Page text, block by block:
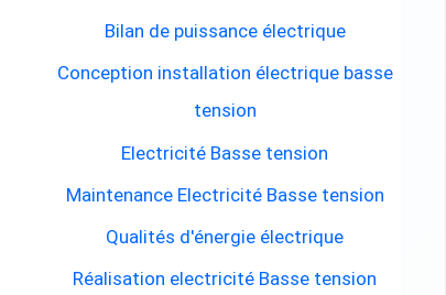
Bilan de puissance électrique
Conception installation électrique basse
tension
Electricité Basse tension
Maintenance Electricité Basse tension
Qualités d'énergie électrique
Réalisation electricité Basse tension